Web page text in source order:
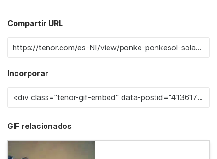
Compartir URL
Incorporar
GIF relacionados